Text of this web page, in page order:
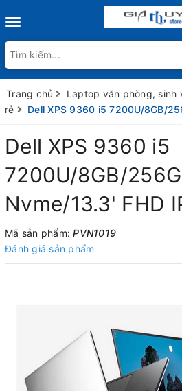
Toggle
Trang chủ
Laptop văn phòng, sinh
rẻ
Dell XPS 9360 i5 7200U/8GB/
Dell XPS 9360 i5
7200U/8GB/
Nvme/13.3' FHD
Mã sản phẩm:PVN1019
Đánh giá sản phẩm